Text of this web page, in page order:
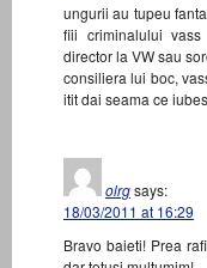
ungurii au tupeu
fiii criminalului
director la VW sau
consiliera lui boc,
itit dai seama ce
olrgsays:
18/03/2011 at 16:29
Bravo baieti! Prea